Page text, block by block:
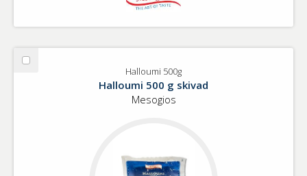
Välj
Halloumi 500g
Halloumi 500 g skivad
Mesogios